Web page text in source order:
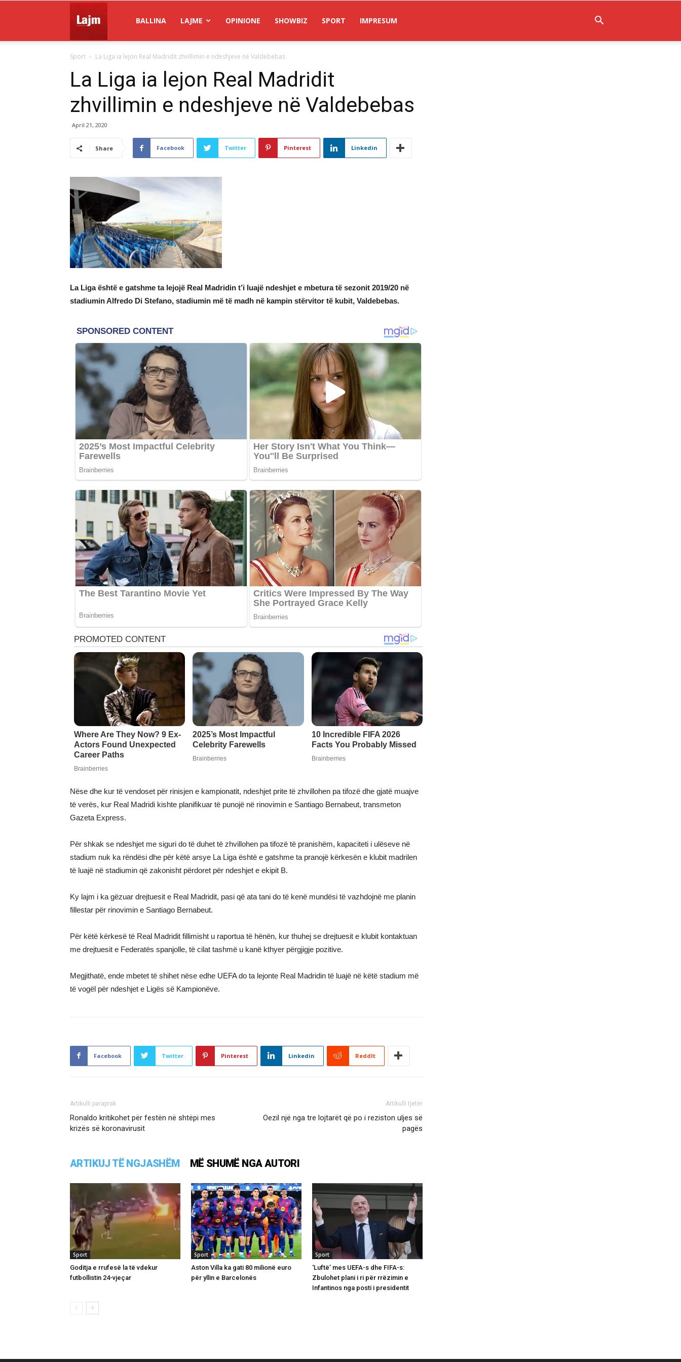
Lajm
BALLINA LAJME OPINIONE SHOWBIZ SPORT IMPRESUM
Sport La Liga ia lejon Real Madridit zhvillimin e ndeshjeve në Valdebebas
La Liga ia lejon Real Madridit
zhvillimin e ndeshjeve në Valdebebas
April 21, 2020
Share Facebook Twitter Pinterest Linkedin
La Liga është e gatshme ta lejojë Real Madridin t’i luajë ndeshjet e mbetura të sezonit 2019/20 në
stadiumin Alfredo Di Stefano, stadiumin më të madh në kampin stërvitor të kubit, Valdebebas.
Nëse dhe kur të vendoset për rinisjen e kampionatit, ndeshjet prite të zhvillohen pa tifozë dhe gjatë muajve
të verës, kur Real Madridi kishte planifikuar të punojë në rinovimin e Santiago Bernabeut, transmeton
Gazeta Express.
Për shkak se ndeshjet me siguri do të duhet të zhvillohen pa tifozë të pranishëm, kapaciteti i ulëseve në
stadium nuk ka rëndësi dhe për këtë arsye La Liga është e gatshme ta pranojë kërkesën e klubit madrilen
të luajë në stadiumin që zakonisht përdoret për ndeshjet e ekipit B.
Ky lajm i ka gëzuar drejtuesit e Real Madridit, pasi që ata tani do të kenë mundësi të vazhdojnë me planin
fillestar për rinovimin e Santiago Bernabeut.
Për këtë kërkesë të Real Madridit fillimisht u raportua të hënën, kur thuhej se drejtuesit e klubit kontaktuan
me drejtuesit e Federatës spanjolle, të cilat tashmë u kanë kthyer përgjigje pozitive.
Megjithatë, ende mbetet të shihet nëse edhe UEFA do ta lejonte Real Madridin të luajë në këtë stadium më
të vogël për ndeshjet e Ligës së Kampionëve.
Facebook Twitter Pinterest Linkedin ReddIt
Artikulli paraprak
Ronaldo kritikohet për festën në shtëpi mes
krizës së koronavirusit
Artikulli tjetër
Oezil një nga tre lojtarët që po i reziston uljes së
pagës
ARTIKUJ TË NGJASHËM MË SHUMË NGA AUTORI
Sport
Goditja e rrufesë la të vdekur
futbollistin 24-vjeçar
Sport
Aston Villa ka gati 80 milionë euro
për yllin e Barcelonës
Sport
‘Luftë’ mes UEFA-s dhe FIFA-s:
Zbulohet plani i ri për rrëzimin e
Infantinos nga posti i presidentit